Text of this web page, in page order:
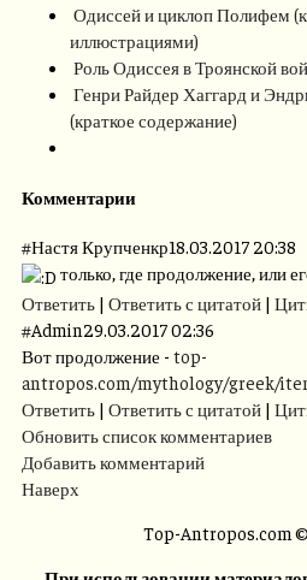
Одиссей и циклоп Полифем
иллюстрациями)
Роль Одиссея в Троянской
Генри Райдер Хаггард и
(краткое содержание)
Комментарии
#Настя Крупченкр18.03.2017 20:38
только, где продолжение, или
Ответить | Ответить с цитатой |
#Admin29.03.2017 02:36
Вот продолжение - top-
antropos.com/mythology/greek/
Ответить | Ответить с цитатой |
Обновить список комментариев
Добавить комментарий
Наверх
Top-Antropos.com